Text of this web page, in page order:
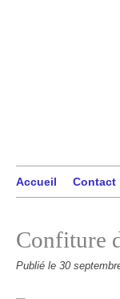
Accueil Contact
Confiture
Publié le 30